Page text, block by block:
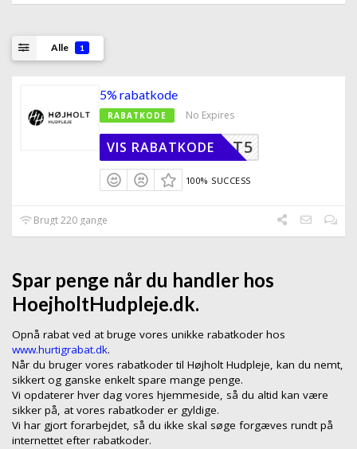
Alle 1
5% rabatkode
RABATKODE No Expires
OEJHOLT5
VIS RABATKODE
100% SUCCESS
Brugt 220 gange
Spar penge når du handler hos
HoejholtHudpleje.dk.
Opnå rabat ved at bruge vores unikke rabatkoder hos
www.hurtigrabat.dk.
Når du bruger vores rabatkoder til Højholt Hudpleje, kan du nemt,
sikkert og ganske enkelt spare mange penge.
Vi opdaterer hver dag vores hjemmeside, så du altid kan være
sikker på, at vores rabatkoder er gyldige.
Vi har gjort forarbejdet, så du ikke skal søge forgæves rundt på
internettet efter rabatkoder.